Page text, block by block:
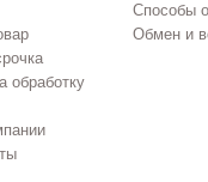
обработку
Способы
Обмен и